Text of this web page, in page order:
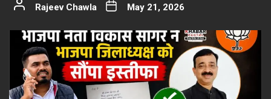
Rajeev Chawla May 21, 2026